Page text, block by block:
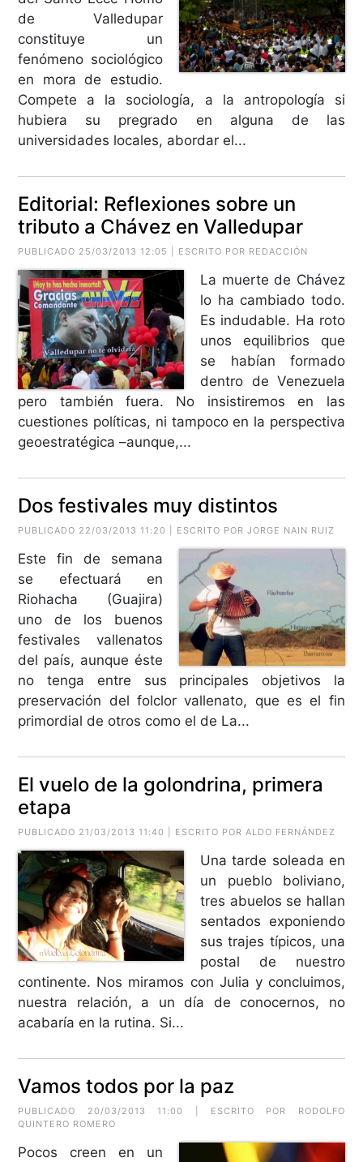
de Valledupar
constituye un
fenómeno sociológico
en mora de estudio.
Compete a la sociología, a la antropología si
hubiera su pregrado en alguna de las
universidades locales, abordar el...
Editorial: Reflexiones sobre un
tributo a Chávez en Valledupar
PUBLICADO 25/03/2013 12:05 | ESCRITO POR REDACCIÓN
La muerte de Chávez
lo ha cambiado todo.
Es indudable. Ha roto
unos equilibrios que
se habían formado
dentro de Venezuela
pero también fuera. No insistiremos en las
cuestiones políticas, ni tampoco en la perspectiva
geoestratégica –aunque,...
Dos festivales muy distintos
PUBLICADO 22/03/2013 11:20 | ESCRITO PORJORGE NAIN RUIZ
Este fin de semana
se efectuará en
Riohacha (Guajira)
uno de los buenos
festivales vallenatos
del país, aunque éste
no tenga entre sus principales objetivos la
preservación del folclor vallenato, que es el fin
primordial de otros como el de La...
El vuelo de la golondrina, primera
etapa
PUBLICADO 21/03/2013 11:40 | ESCRITO POR ALDO FERNÁNDEZ
Una tarde soleada en
un pueblo boliviano,
tres abuelos se hallan
sentados exponiendo
sus trajes típicos, una
postal de nuestro
continente. Nos miramos con Julia y concluimos,
nuestra relación, a un día de conocernos, no
acabaría en la rutina. Si...
Vamos todos por la paz
PUBLICADO 20/03/2013 11:00 | ESCRITO POR RODOLFO
QUINTERO ROMERO
Pocos creen en un